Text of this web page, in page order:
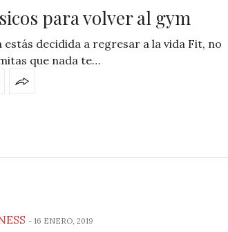
para volver al gym
estás decidida a regresar a la vida Fit, no
que nada te…
- 16 ENERO, 2019